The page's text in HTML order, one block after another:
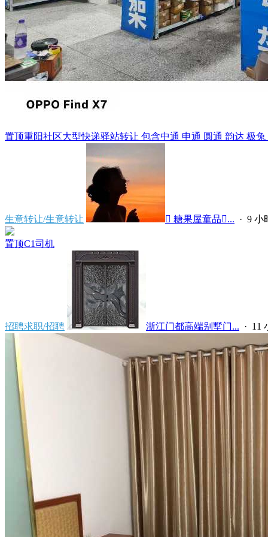
置顶重阳社区大型快递驿站转让 包含中通 申通 圆通 韵达 极兔
生意转让/生意转让  糖果屋童品... · 9 小
置顶C1司机
招聘求职/招聘 浙江门都高端别墅门... · 11